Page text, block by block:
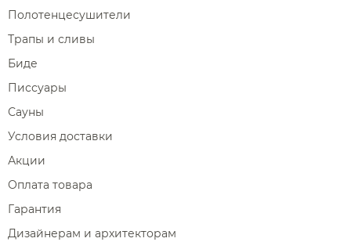
Полотенцесушители
Трапы и сливы
Биде
Писсуары
Сауны
Условия доставки
Акции
Оплата товара
Гарантия
Дизайнерам и архитекторам